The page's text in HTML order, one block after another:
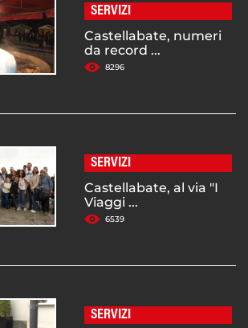
SERVIZI
Castellabate, numeri
da record ...
8296
SERVIZI
Castellabate, al via "I
Viaggi ...
6539
SERVIZI